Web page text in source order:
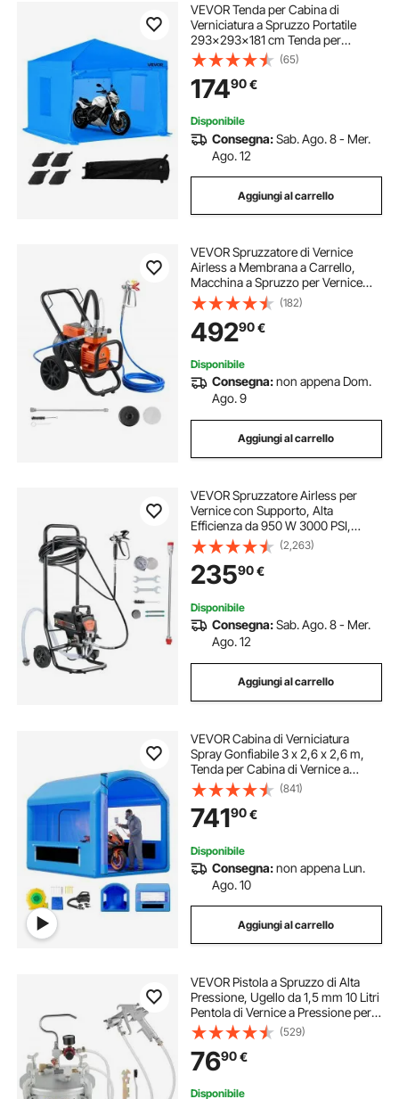
VEVOR Tenda per Cabina di
Verniciatura a Spruzzo Portatile
293x293x181 cm Tenda per
Verniciatura a Spruzzo Cabina
Impermeabile e Pieghevole con 2
Finestre Laterali per Esterno, Auto,
Moto, Blu
(65)
17490€
Disponibile
Consegna:Sab. Ago. 8 - Mer.
Ago. 12
Aggiungi al carrello
VEVOR Spruzzatore di Vernice
Airless a Membrana a Carrello,
Macchina a Spruzzo per Vernice
2000 W Pressione max 22,75 Mpa,
Spruzzatore Flusso max 3,5 L/min
con Asta di Prolunga Spruzzatura
da Casa
(182)
49290€
Disponibile
Consegna:non appena Dom.
Ago. 9
Aggiungi al carrello
VEVOR Spruzzatore Airless per
Vernice con Supporto, Alta
Efficienza da 950 W 3000 PSI,
Effetto Pittura Fine e Uniforme,
Spruzzatori di Vernice per Mobili e
Recinzioni Interni ed Esterni
Domestici
(2,263)
23590€
Disponibile
Consegna:Sab. Ago. 8 - Mer.
Ago. 12
Aggiungi al carrello
VEVOR Cabina di Verniciatura
Spray Gonfiabile 3 x 2,6 x 2,6 m,
Tenda per Cabina di Vernice a
Spruzzo con Ventilatore da 550 W
Filtraggio d'Aria, Tetto Rotondo, per
Parti Metalliche di Automobilistici
(841)
74190€
Disponibile
Consegna:non appena Lun.
Ago. 10
Aggiungi al carrello
VEVOR Pistola a Spruzzo di Alta
Pressione, Ugello da 1,5 mm 10 Litri
Pentola di Vernice a Pressione per
Serbatoio di Vernice
(529)
7690€
Disponibile